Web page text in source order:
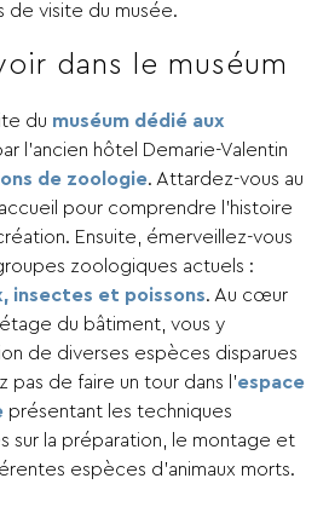
de visite du musée.
dans le muséum
du muséum dédié aux
l’ancien hôtel Demarie-Valentin
de zoologie. Attardez-vous au
pour comprendre l’histoire
Ensuite, émerveillez-vous
zoologiques actuels :
insectes et poissons. Au cœur
du bâtiment, vous y
de diverses espèces disparues
pas de faire un tour dans l’espace
présentant les techniques
sur la préparation, le montage et
espèces d’animaux morts.